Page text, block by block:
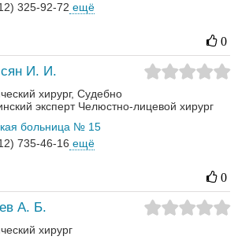
325-92-72 ещё
0
И. И.
хирург Судебно
эксперт Челюстно-лицевой хирург
больница № 15
735-46-16 ещё
0
А. Б.
хирург